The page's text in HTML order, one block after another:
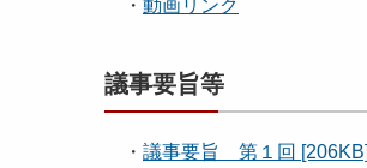
・ 動画リンク
議事要旨等
・ 議事要旨 第１回 [206KB]